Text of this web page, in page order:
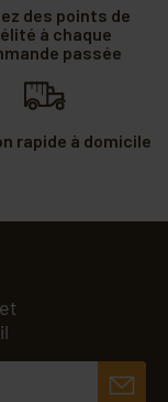
des points de
à chaque
passée
rapide à domicile